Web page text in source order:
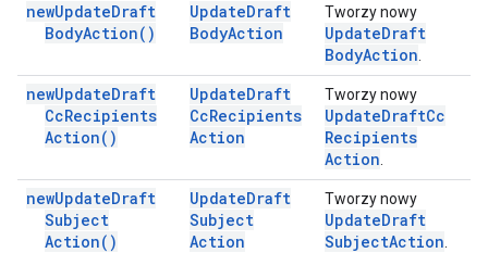
newUpdateDraft
BodyAction( )
UpdateDraft
BodyAction
Tworzy nowy
UpdateDraft
BodyAction
newUpdateDraft
CcRecipients
Action( )
UpdateDraft
CcRecipients
Action
Tworzy nowy
UpdateDraftCc
Recipients
Action
newUpdateDraft
Subject
Action( )
UpdateDraft
Subject
Action
Tworzy nowy
UpdateDraft
SubjectAction